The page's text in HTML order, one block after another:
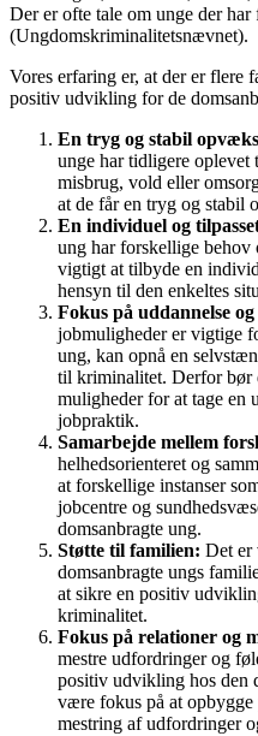
Der er ofte tale om unge der
(Ungdomskriminalitetsnævnet).
Vores erfaring er, at der er flere
positiv udvikling for de
En tryg og stabil
unge har tidligere oplevet
misbrug, vold eller
at de får en tryg og stabil
En individuel og
ung har forskellige
vigtigt at tilbyde en
hensyn til den enkeltes
Fokus på uddannelse
jobmuligheder er vigtige
ung, kan opnå en
til kriminalitet. Derfor bør
muligheder for at tage en
jobpraktik.
Samarbejde mellem
helhedsorienteret og
at forskellige instanser
jobcentre og
domsanbragte ung.
Støtte til familien: Det er
domsanbragte ungs
at sikre en positiv
kriminalitet.
Fokus på relationer og
mestre udfordringer og
positiv udvikling hos den
være fokus på at
mestring af udfordringer